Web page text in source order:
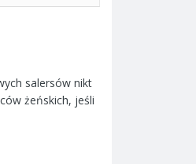
salersów nikt
żeńskich, jeśli